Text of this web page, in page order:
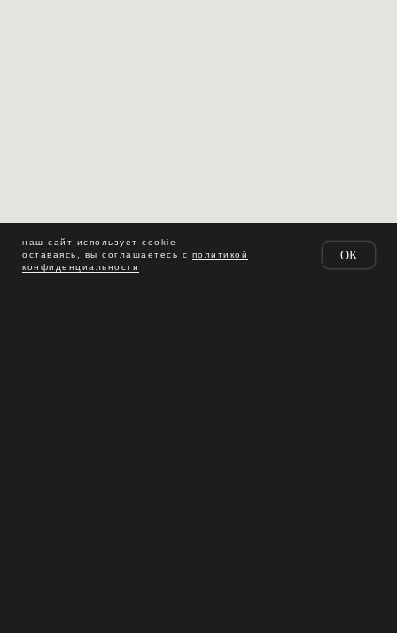
наш сайт использует cookie
оставаясь, вы соглашаетесь с политикой
конфиденциальности
ОК